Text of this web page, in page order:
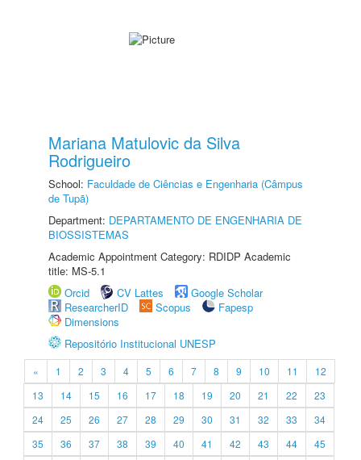
Mariana Matulovic da Silva
Rodrigueiro
School: Faculdade de Ciências e Engenharia (Câmpus
de Tupã)
Department: DEPARTAMENTO DE ENGENHARIA DE
BIOSSISTEMAS
Academic Appointment Category: RDIDP Academic
title: MS-5.1
Orcid
CV Lattes
Google Scholar
ResearcherID
Scopus
Fapesp
Dimensions
Repositório Institucional UNESP
« 1 2 3 4 5 6 7 8 9 10 11
12
13
14 15 16 17 18 19 20 21 22
23
24
25 26 27 28 29 30 31 32 33
34
35
36 37 38 39 40 41 42 43 44
45